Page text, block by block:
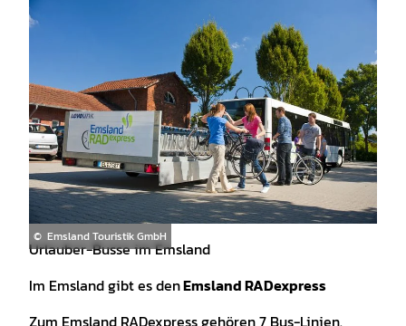
© Emsland Touristik GmbH
Urlauber-Busse im Emsland
Im Emsland gibt es denEmsland RADexpress
Zum Emsland RADexpress gehören 7 Bus-Linien.